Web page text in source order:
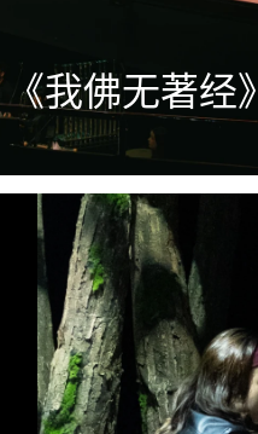
我佛无著经》